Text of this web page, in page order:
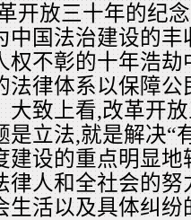
开放三十年的纪
中国法治建设的
权不彰的十年浩
法律体系以保障
大致上看,改革开
是立法,就是解决“
建设的重点明显
律人和全社会的
生活以及具体纠纷